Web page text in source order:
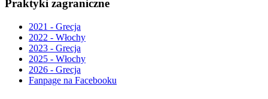
Praktyki zagraniczne
2021 - Grecja
2022 - Włochy
2023 - Grecja
2025 - Włochy
2026 - Grecja
Fanpage na Facebooku